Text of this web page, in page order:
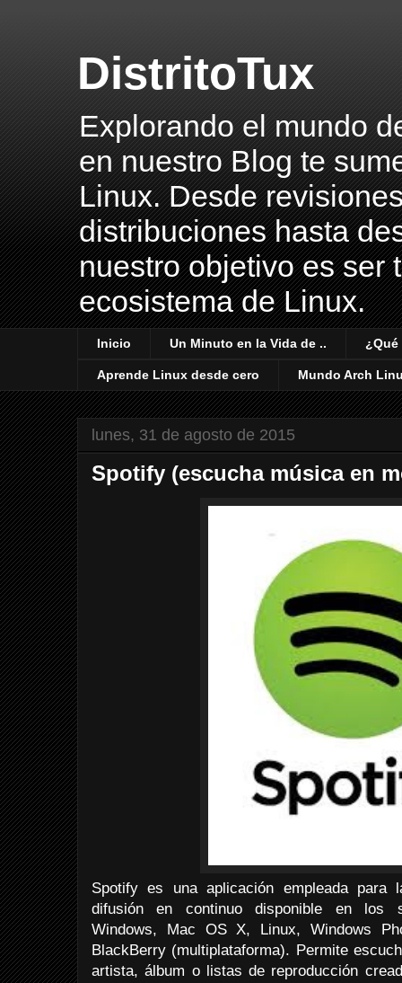
DistritoTux
Explorando el mundo
en nuestro Blog te
Linux. Desde
distribuciones hasta
nuestro objetivo es ser
ecosistema de Linux.
Inicio Un Minuto en la Vida de .. ¿Qué
Aprende Linux desde cero Mundo Arch
lunes, 31 de agosto de 2015
Spotify (escucha música en
Spotify es una aplicación empleada para
difusión en continuo disponible en los
Windows, Mac OS X, Linux, Windows
BlackBerry (multiplataforma). Permite
artista, álbum o listas de reproducción